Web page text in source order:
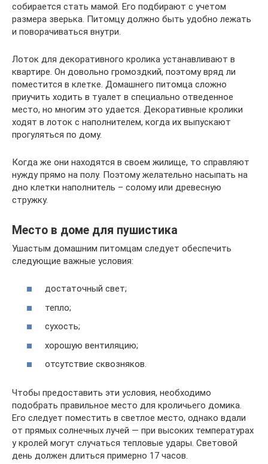
собирается стать мамой. Его подбирают с учетом
размера зверька. Питомцу должно быть удобно лежать
и поворачиваться внутри.
Лоток для декоративного кролика устанавливают в
квартире. Он довольно громоздкий, поэтому вряд ли
поместится в клетке. Домашнего питомца сложно
приучить ходить в туалет в специально отведенное
место, но многим это удается. Декоративные кролики
ходят в лоток с наполнителем, когда их выпускают
прогуляться по дому.
Когда же они находятся в своем жилище, то справляют
нужду прямо на полу. Поэтому желательно насыпать на
дно клетки наполнитель – солому или древесную
стружку.
Место в доме для пушистика
Ушастым домашним питомцам следует обеспечить
следующие важные условия:
достаточный свет;
тепло;
сухость;
хорошую вентиляцию;
отсутствие сквозняков.
Чтобы предоставить эти условия, необходимо
подобрать правильное место для кроличьего домика.
Его следует поместить в светлое место, однако вдали
от прямых солнечных лучей — при высоких температурах
у кролей могут случаться тепловые удары. Световой
день должен длиться примерно 17 часов.